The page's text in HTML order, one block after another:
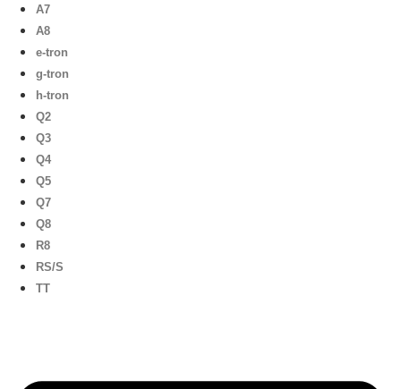
A7
A8
e-tron
g-tron
h-tron
Q2
Q3
Q4
Q5
Q7
Q8
R8
RS/S
TT